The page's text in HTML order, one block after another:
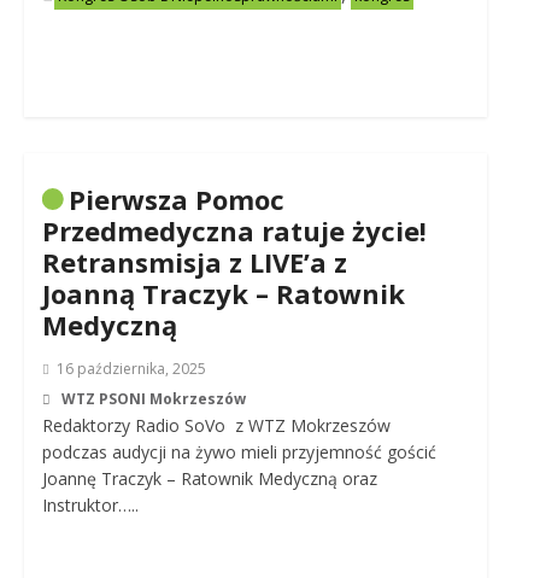
Pierwsza Pomoc
Przedmedyczna ratuje życie!
Retransmisja z LIVE’a z
Joanną Traczyk – Ratownik
Medyczną
16 października, 2025
WTZ PSONI Mokrzeszów
Redaktorzy Radio SoVo z WTZ Mokrzeszów
podczas audycji na żywo mieli przyjemność gościć
Joannę Traczyk – Ratownik Medyczną oraz
Instruktor…..